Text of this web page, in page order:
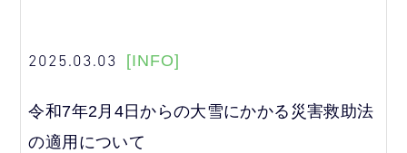
2025.03.03 [INFO]
令和7年2月4日からの大雪にかかる災害救助法
の適用について